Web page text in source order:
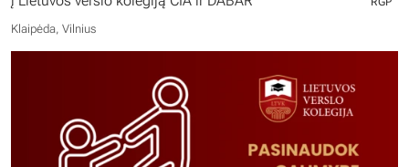
Klaipėda, Vilnius